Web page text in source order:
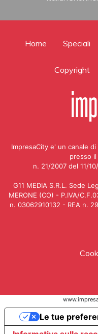
Home Speciali
Copyright
ImpresaCity e' un canale
presso
n. 21/2007 del 11/
G11 MEDIA S.R.L. Sede
MERONE (CO) - P.IVA/
n. 03062910132 - REA n.
Le tue